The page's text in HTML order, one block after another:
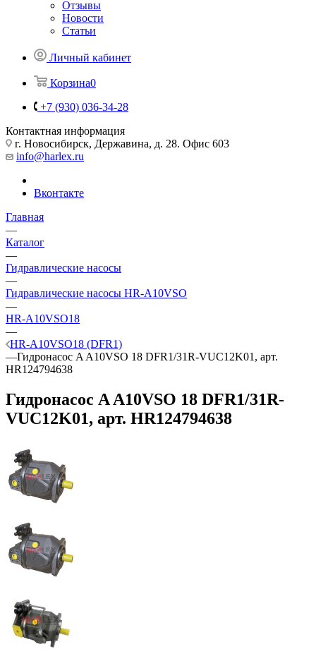
Отзывы
Новости
Статьи
Личный кабинет
Корзина0
+7 (930) 036-34-28
Контактная информация
г. Новосибирск, Державина, д. 28. Офис 603
info@harlex.ru
Вконтакте
Главная
—
Каталог
—
Гидравлические насосы
—
Гидравлические насосы HR-A10VSO
—
HR-A10VSO18
—
HR-A10VSO18 (DFR1)
—Гидронасос A A10VSO 18 DFR1/31R-VUC12K01, арт.
HR124794638
Гидронасос A A10VSO 18 DFR1/31R-
VUC12K01, арт. HR124794638